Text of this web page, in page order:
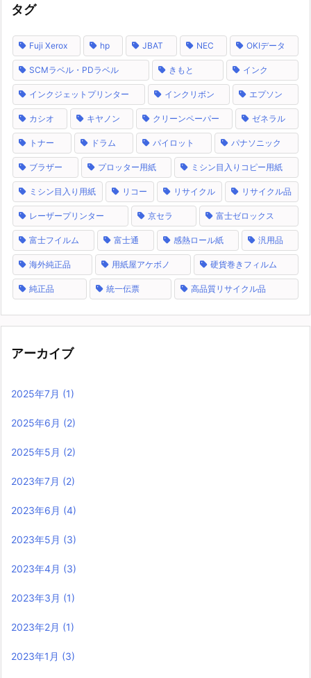
タグ
Fuji Xerox hp JBAT NEC OKIデータ
SCMラベル・PDラベル きもと インク
インクジェットプリンター インクリボン エプソン
カシオ キヤノン クリーンペーパー ゼネラル
トナー ドラム パイロット パナソニック
ブラザー プロッター用紙 ミシン目入りコピー用紙
ミシン目入り用紙 リコー リサイクル リサイクル品
レーザープリンター 京セラ 富士ゼロックス
富士フイルム 富士通 感熱ロール紙 汎用品
海外純正品 用紙屋アケボノ 硬貨巻きフィルム
純正品 統一伝票 高品質リサイクル品
アーカイブ
2025年7月 (1)
2025年6月 (2)
2025年5月 (2)
2023年7月 (2)
2023年6月 (4)
2023年5月 (3)
2023年4月 (3)
2023年3月 (1)
2023年2月 (1)
2023年1月 (3)